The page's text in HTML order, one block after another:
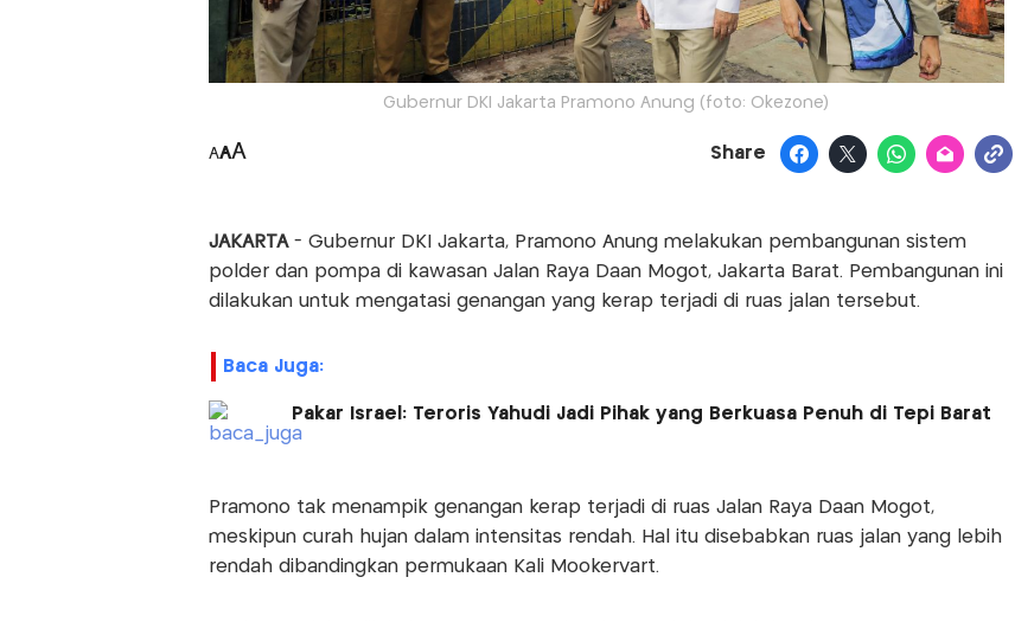
Gubernur DKI Jakarta Pramono Anung (foto: Okezone)
AAA Share
JAKARTA- Gubernur DKI Jakarta, Pramono Anung melakukan pembangunan sistem
polder dan pompa di kawasan Jalan Raya Daan Mogot, Jakarta Barat. Pembangunan ini
dilakukan untuk mengatasi genangan yang kerap terjadi di ruas jalan tersebut.
Baca Juga:
Pakar Israel: Teroris Yahudi Jadi Pihak yang Berkuasa Penuh di Tepi Barat
Pramono tak menampik genangan kerap terjadi di ruas Jalan Raya Daan Mogot,
meskipun curah hujan dalam intensitas rendah. Hal itu disebabkan ruas jalan yang lebih
rendah dibandingkan permukaan Kali Mookervart.